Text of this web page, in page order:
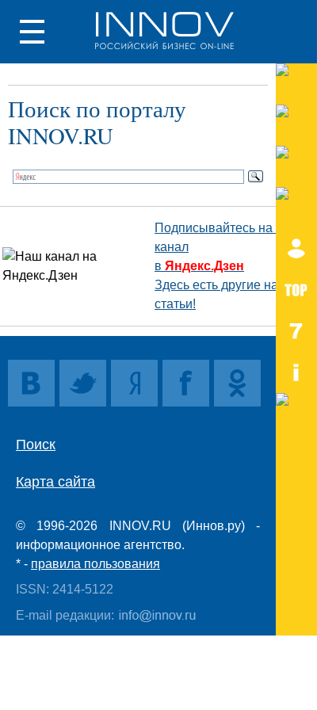
Поиск по порталу
INNOV.RU
Подписывайтесь на наш
канал
в Яндекс.Дзен
Здесь есть другие наши
статьи!
Поиск
Карта сайта
© 1996-2026 INNOV.RU (Иннов.ру) -
информационное агентство.
* - правила пользования
ISSN: 2414-5122
E-mail редакции: